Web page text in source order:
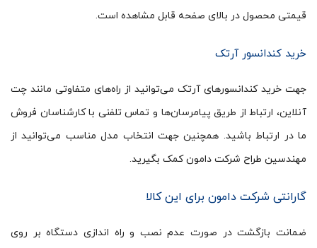
قیمتی محصول در بالای صفحه قابل مشاهده است.
خرید کندانسور آرتک
جهت خرید کندانسورهای آرتک می‌توانید از راه‌های متفاوتی مانند چت
آنلاین، ارتباط از طریق پیامرسان‌ها و تماس تلفنی با کارشناسان فروش
ما در ارتباط باشید. همچنین جهت انتخاب مدل مناسب می‌توانید از
مهندسین طراح شرکت دامون کمک بگیرید.
گارانتی شرکت دامون برای این کالا
ضمانت بازگشت در صورت عدم نصب و راه اندازی دستگاه بر روی